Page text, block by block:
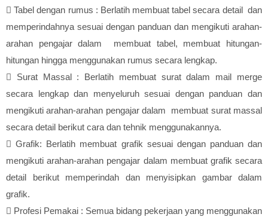
 Tabel dengan rumus : Berlatih membuat tabel secara detail dan
memperindahnya sesuai dengan panduan dan mengikuti arahan-
arahan pengajar dalam membuat tabel, membuat hitungan-
hitungan hingga menggunakan rumus secara lengkap.

Surat Massal : Berlatih membuat surat dalam mail merge
secara lengkap dan menyeluruh sesuai dengan panduan dan
mengikuti arahan-arahan pengajar dalam membuat surat massal
secara detail berikut cara dan tehnik menggunakannya.
 Grafik: Berlatih membuat grafik sesuai dengan panduan dan
mengikuti arahan-arahan pengajar dalam membuat grafik secara
detail berikut memperindah dan menyisipkan gambar dalam
grafik.
 Profesi Pemakai : Semua bidang pekerjaan yang menggunakan